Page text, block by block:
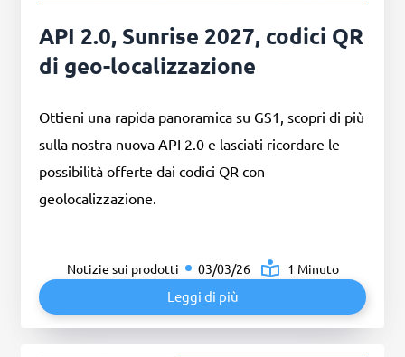
API 2.0, Sunrise 2027, codici QR
di geo-localizzazione
Ottieni una rapida panoramica su GS1, scopri di più
sulla nostra nuova API 2.0 e lasciati ricordare le
possibilità offerte dai codici QR con
geolocalizzazione.
Notizie sui prodotti 03/03/26 1 Minuto
Leggi di più